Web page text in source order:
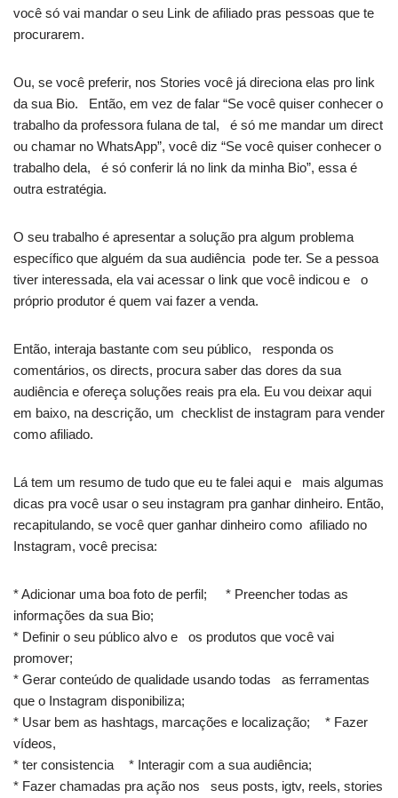
você só vai mandar o seu Link de afiliado pras pessoas que te
procurarem.
Ou, se você preferir, nos Stories você já direciona elas pro link
da sua Bio. Então, em vez de falar “Se você quiser conhecer o
trabalho da professora fulana de tal, é só me mandar um direct
ou chamar no WhatsApp”, você diz “Se você quiser conhecer o
trabalho dela, é só conferir lá no link da minha Bio”, essa é
outra estratégia.
O seu trabalho é apresentar a solução pra algum problema
específico que alguém da sua audiência pode ter. Se a pessoa
tiver interessada, ela vai acessar o link que você indicou e o
próprio produtor é quem vai fazer a venda.
Então, interaja bastante com seu público, responda os
comentários, os directs, procura saber das dores da sua
audiência e ofereça soluções reais pra ela. Eu vou deixar aqui
em baixo, na descrição, um checklist de instagram para vender
como afiliado.
Lá tem um resumo de tudo que eu te falei aqui e mais algumas
dicas pra você usar o seu instagram pra ganhar dinheiro. Então,
recapitulando, se você quer ganhar dinheiro como afiliado no
Instagram, você precisa:
* Adicionar uma boa foto de perfil; * Preencher todas as
informações da sua Bio;
* Definir o seu público alvo e os produtos que você vai
promover;
* Gerar conteúdo de qualidade usando todas as ferramentas
que o Instagram disponibiliza;
* Usar bem as hashtags, marcações e localização; * Fazer
vídeos,
* ter consistencia * Interagir com a sua audiência;
* Fazer chamadas pra ação nos seus posts, igtv, reels, stories